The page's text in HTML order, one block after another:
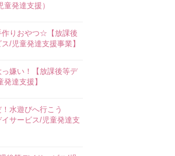
発達支援）
作りおやつ☆【放課後
/児童発達支援事業】
嫌い！【放課後等デ
達支援】
水遊びへ行こう
サービス/児童発達支